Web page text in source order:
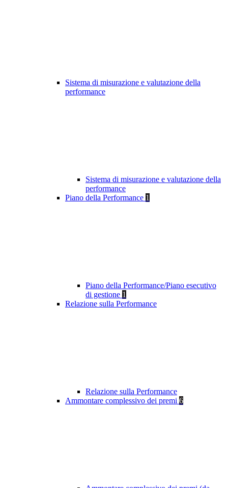
Sistema di misurazione e valutazione della
performance
Sistema di misurazione e valutazione della
performance
Piano della Performance 1
Piano della Performance/Piano esecutivo
di gestione 1
Relazione sulla Performance
Relazione sulla Performance
Ammontare complessivo dei premi 6